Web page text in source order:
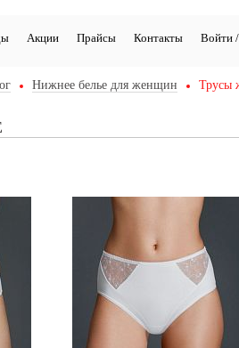
Акции Прайсы Контакты Войти /
Нижнее белье для женщин Трусы